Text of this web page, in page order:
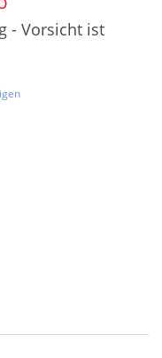
- Vorsicht ist